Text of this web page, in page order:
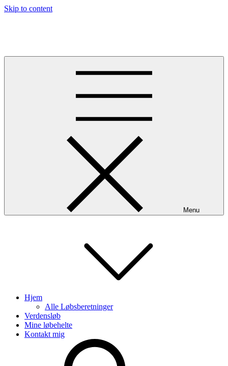
Skip to content
Menu
Hjem
Alle Løbsberetninger
Verdensløb
Mine løbehelte
Kontakt mig